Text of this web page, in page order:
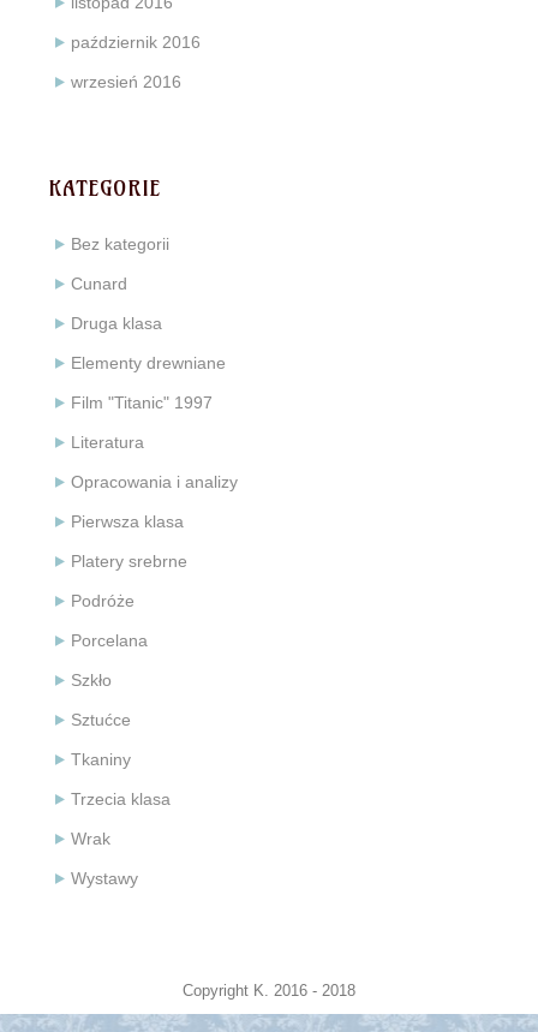
październik 2016
wrzesień 2016
KATEGORIE
Bez kategorii
Cunard
Druga klasa
Elementy drewniane
Film "Titanic" 1997
Literatura
Opracowania i analizy
Pierwsza klasa
Platery srebrne
Podróże
Porcelana
Szkło
Sztućce
Tkaniny
Trzecia klasa
Wrak
Wystawy
Copyright K. 2016 - 2018